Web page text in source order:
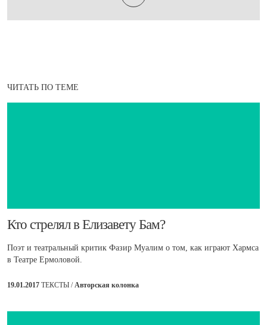
ЧИТАТЬ ПО ТЕМЕ
​Кто стрелял в Елизавету Бам?
Поэт и театральный критик Фазир Муалим о том, как играют Хармса
в Театре Ермоловой.
19.01.2017 ТЕКСТЫ / Авторская колонка